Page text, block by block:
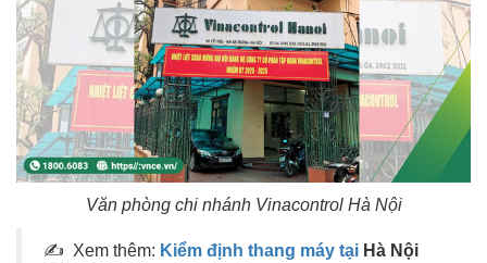
Văn phòng chi nhánh Vinacontrol Hà Nội
✍ Xem thêm: Kiểm định thang máy tại Hà Nội